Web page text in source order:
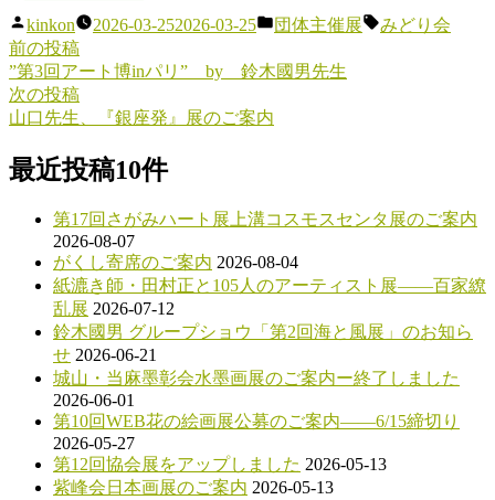
投
稿
者:
kinkon 2026-03-252026-03-25
カ
ゴ
団体主催展
タ
みどり会
投
稿
ナ
ビ
前の投稿前
の
投
”第3回アート博inパリ” by 鈴木國男先生
次の投稿次
稿:
山口先生、『銀座発』展のご案内
最近投稿10件
第17回さがみハート展上溝コスモスセンタ展のご案内
2026-08-07
がくし寄席のご案内 2026-08-04
紙漉き師・田村正と105人のアーティスト展――百家繚
乱展 2026-07-12
鈴木國男 グループショウ「第2回海と風展」のお知ら
せ 2026-06-21
城山・当麻墨彰会水墨画展のご案内ー終了しました
2026-06-01
第10回WEB花の絵画展公募のご案内――6/15締切り
2026-05-27
第12回協会展をアップしました 2026-05-13
紫峰会日本画展のご案内 2026-05-13